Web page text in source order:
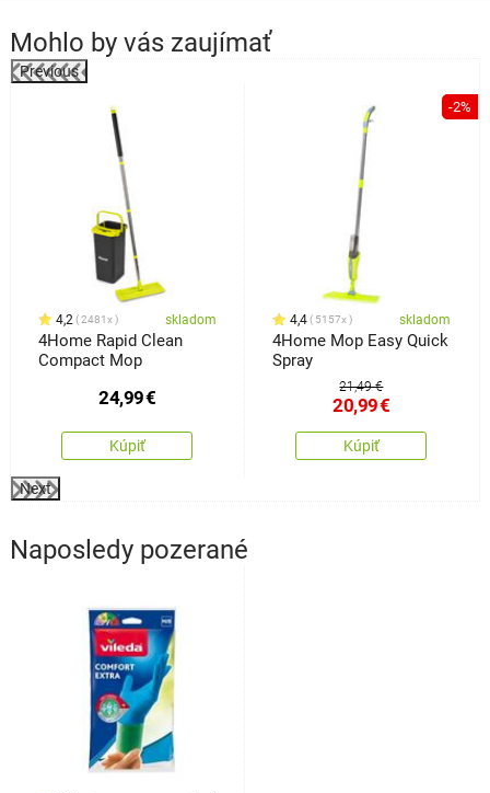
Mohlo by vás zaujímať
Previous
4,2 2481x skladom
4Home Rapid Clean
Compact Mop
24,99€
Kúpiť
-2%
4,4 5157x skladom
4Home Mop Easy Quick
Spray
21,49 €
20,99€
Kúpiť
Next
Naposledy pozerané